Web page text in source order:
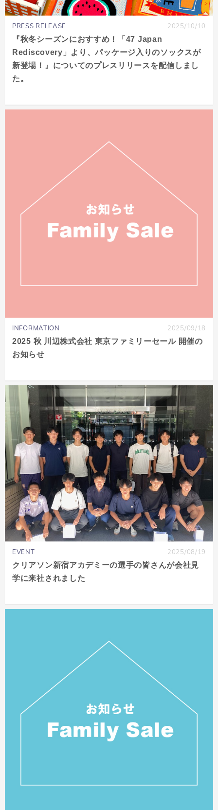
PRESS RELEASE 2025/10/10
『秋冬シーズンにおすすめ！「47 Japan
Rediscovery」より、パッケージ入りのソックスが
新登場！』についてのプレスリリースを配信しまし
た。
INFORMATION 2025/09/18
2025 秋 川辺株式会社 東京ファミリーセール 開催の
お知らせ
EVENT 2025/08/19
クリアソン新宿アカデミーの選手の皆さんが会社見
学に来社されました